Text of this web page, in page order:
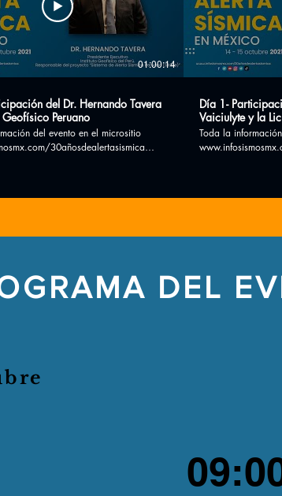
01:00:14
del Dr. Hernando Tavera
Geofísico Peruano
del evento en el micrositio
30añosdealertasismica
Día 1-
Vaiciulyte y la
González
Toda la
DEL